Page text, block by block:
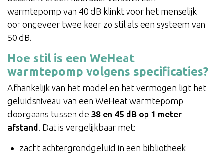
warmtepomp van 40 dB klinkt voor het menselijk
oor ongeveer twee keer zo stil als een systeem van
50 dB.
Hoe stil is een WeHeat
warmtepomp volgens specificaties?
Afhankelijk van het model en het vermogen ligt het
geluidsniveau van een WeHeat warmtepomp
doorgaans tussen de 38 en 45 dB op 1 meter
afstand . Dat is vergelijkbaar met:
zacht achtergrondgeluid in een bibliotheek